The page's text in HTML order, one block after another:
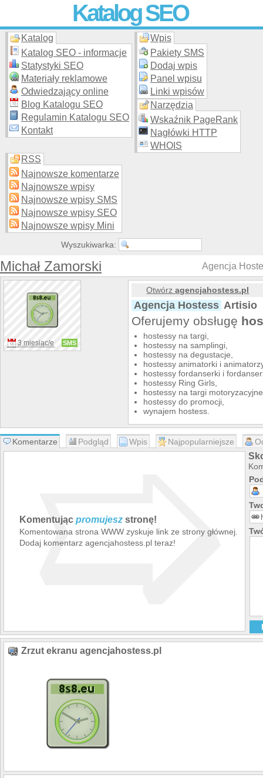
Katalog SEO
Skuteczna i promocja stron WWW –
moderowanego katalogu za darmo!
Katalog
Katalog SEO - informacje
Statystyki SEO
Materiały reklamowe
Odwiedzający online
Blog Katalogu SEO
Regulamin Katalogu SEO
Kontakt
Wpis
Pakiety SMS
Dodaj wpis
Panel wpisu
Linki wpisów
Narzędzia
Wskaźnik PageRank
Nagłówki HTTP
WHOIS
RSS
Najnowsze komentarze
Najnowsze wpisy
Najnowsze wpisy SMS
Najnowsze wpisy SEO
Najnowsze wpisy Mini
Wyszukiwarka:
Michał Zamorski Agencja
3 miesiąc/e SMS
Otwórzagencjahostess.pl
Agencja Hostess Artisio
Oferujemy obsługę
hostessy na targi,
hostessy na samplingi,
hostessy na degustacje,
hostessy animatorki i
hostessy fordanserki i
hostessy Ring Girls,
hostessy na targi
hostessy do promocji,
wynajem hostess.
Komentarze Podgląd Wpis Najpopularniejsze
Komentując promujesz stronę!
Komentowana strona WWW zyskuje link ze strony głównej.
Dodaj komentarz agencjahostess.pl teraz!
➯
Zrzut ekranu agencjahostess.pl